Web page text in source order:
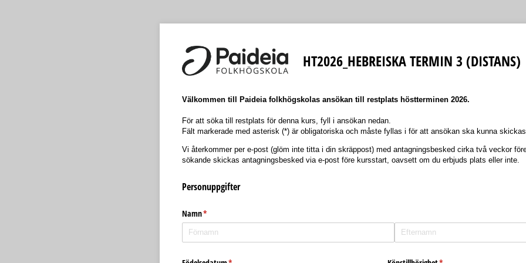
HT2026_HEBREISKA TERMIN 3 (DISTANS)
Välkommen till Paideia folkhögskolas ansökan till restplats höstterminen 2026.
För att söka till restplats för denna kurs, fyll i ansökan nedan.
Fält markerade med asterisk (*) är obligatoriska och måste fyllas i för att ansökan ska kunna skickas.
Vi återkommer per e-post (glöm inte titta i din skräppost) med antagningsbesked cirka två veckor
sökande skickas antagningsbesked via e-post före kursstart, oavsett om du erbjuds plats eller inte.
Personuppgifter
Namn*
(krävs)